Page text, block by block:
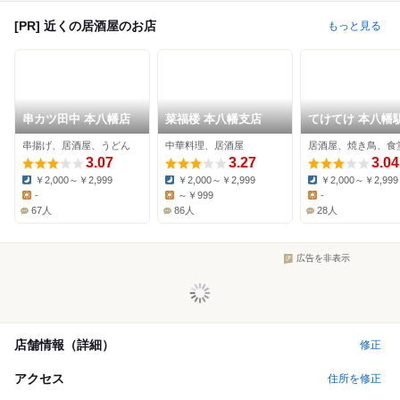
[PR] 近くの居酒屋のお店 もっと見る
串カツ田中 本八幡店
串揚げ、居酒屋、うどん
3.07
Dinner:
￥2,000～￥2,999
Lunch:
-
67人
菜福楼 本八幡支店
中華料理、居酒屋
3.27
Dinner:
￥2,000～￥2,999
Lunch:
～￥999
86人
てけてけ 本八幡
口店
居酒屋、焼き鳥、食
3.04
Dinner:
￥2,000～￥2,999
Lunch:
-
28人
広告を非表示
店舗情報（詳細） 修正
アクセス 住所を修正